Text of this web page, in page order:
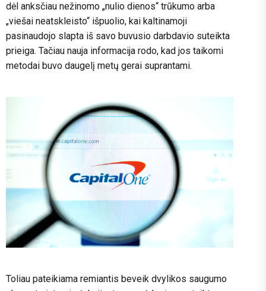
dėl anksčiau nežinomo „nulio dienos“ trūkumo arba
„viešai neatskleisto“ išpuolio, kai kaltinamoji
pasinaudojo slapta iš savo buvusio darbdavio suteikta
prieiga. Tačiau nauja informacija rodo, kad jos taikomi
metodai buvo daugelį metų gerai suprantami.
Toliau pateikiama remiantis beveik dvylikos saugumo